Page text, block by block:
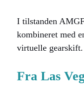
I tilstanden
kombineret med
virtuelle gearskift.
Fra Las